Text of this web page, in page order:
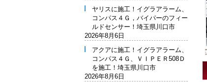
ヤリスに施工！イグラアラーム、
コンパス４Ｇ，バイパーのフィー
ルドセンサー！埼玉県川口市
2026年8月6日
アクアに施工！イグラアラーム、
コンパス４Ｇ、ＶＩＰＥＲ508Ｄ
を施工！埼玉県川口市
2026年8月6日